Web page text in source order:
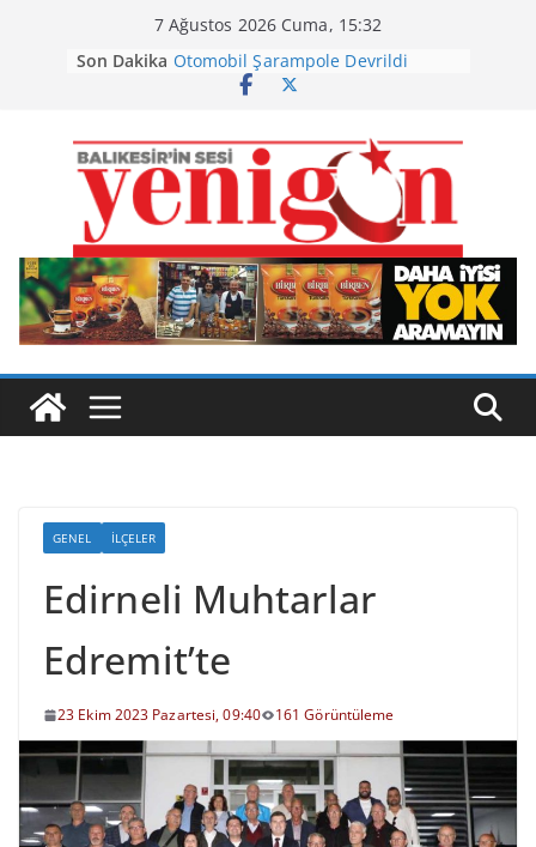
7 Ağustos 2026 Cuma, 15:32
Son Dakika Otomobil Şarampole Devrildi
Büyükşehir’den Kepsut’a Yatırım
Burhaniye’de Ot Yangını
Havran Siyah İncirinde Hasat
Başladı
GENEL İLÇELER
Edirneli Muhtarlar
Edremit’te
23 Ekim 2023 Pazartesi, 09:40 161 Görüntüleme